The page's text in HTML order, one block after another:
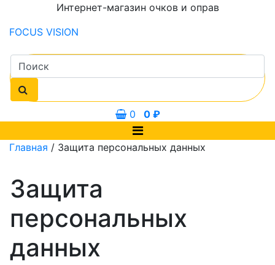
Интернет-магазин очков и оправ
FOCUS VISION
0 0 ₽
Главная / Защита персональных данных
Защита
персональных
данных